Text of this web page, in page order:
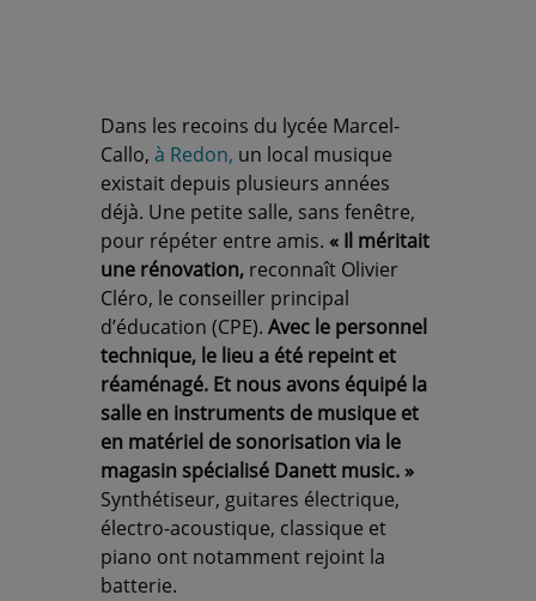
Dans les recoins du lycée Marcel-
Callo, à Redon, un local musique
existait depuis plusieurs années
déjà. Une petite salle, sans fenêtre,
pour répéter entre amis. « Il méritait
une rénovation, reconnaît Olivier
Cléro, le conseiller principal
d’éducation (CPE). Avec le personnel
technique, le lieu a été repeint et
réaménagé. Et nous avons équipé la
salle en instruments de musique et
en matériel de sonorisation via le
magasin spécialisé Danett music. »
Synthétiseur, guitares électrique,
électro-acoustique, classique et
piano ont notamment rejoint la
batterie.